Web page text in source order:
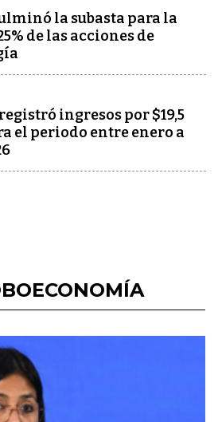
la subasta para la
de las acciones de
ingresos por $19,5
el periodo entre enero a